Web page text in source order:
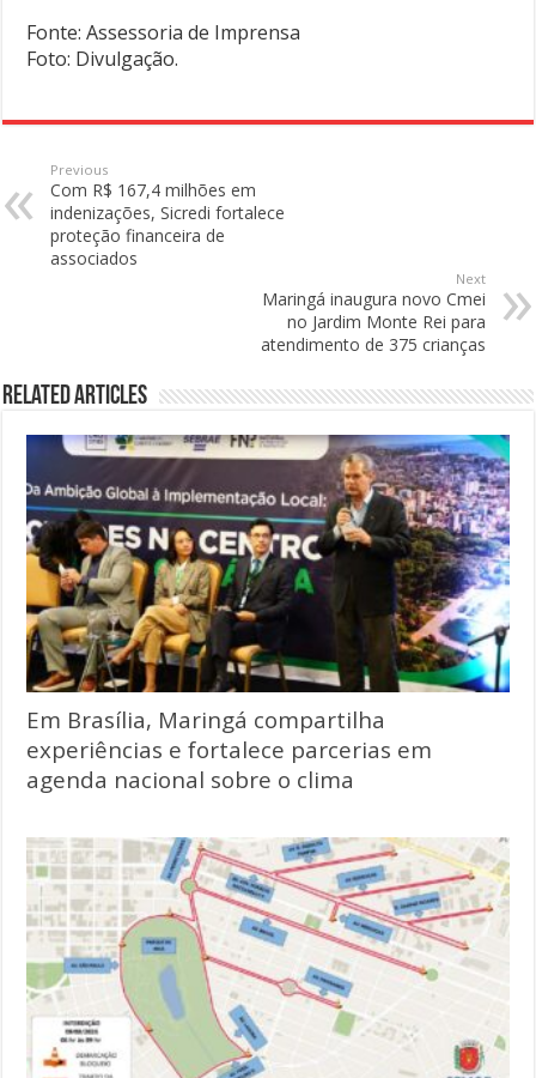
Fonte: Assessoria de Imprensa
Foto: Divulgação.
Previous
Com R$ 167,4 milhões em
indenizações, Sicredi fortalece
proteção financeira de
associados
Next
Maringá inaugura novo Cmei
no Jardim Monte Rei para
atendimento de 375 crianças
Related Articles
Em Brasília, Maringá compartilha
experiências e fortalece parcerias em
agenda nacional sobre o clima